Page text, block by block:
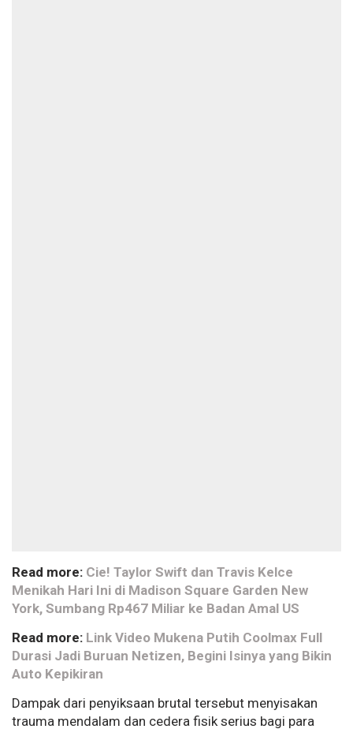
Read more: Cie! Taylor Swift dan Travis Kelce
Menikah Hari Ini di Madison Square Garden New
York, Sumbang Rp467 Miliar ke Badan Amal US
Read more: Link Video Mukena Putih Coolmax Full
Durasi Jadi Buruan Netizen, Begini Isinya yang Bikin
Auto Kepikiran
Dampak dari penyiksaan brutal tersebut menyisakan
trauma mendalam dan cedera fisik serius bagi para